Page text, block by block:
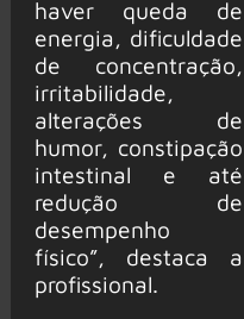
haver queda de
energia, dificuldade
de concentração,
irritabilidade,
alterações de
humor, constipação
intestinal e até
redução de
desempenho
físico”, destaca a
profissional.